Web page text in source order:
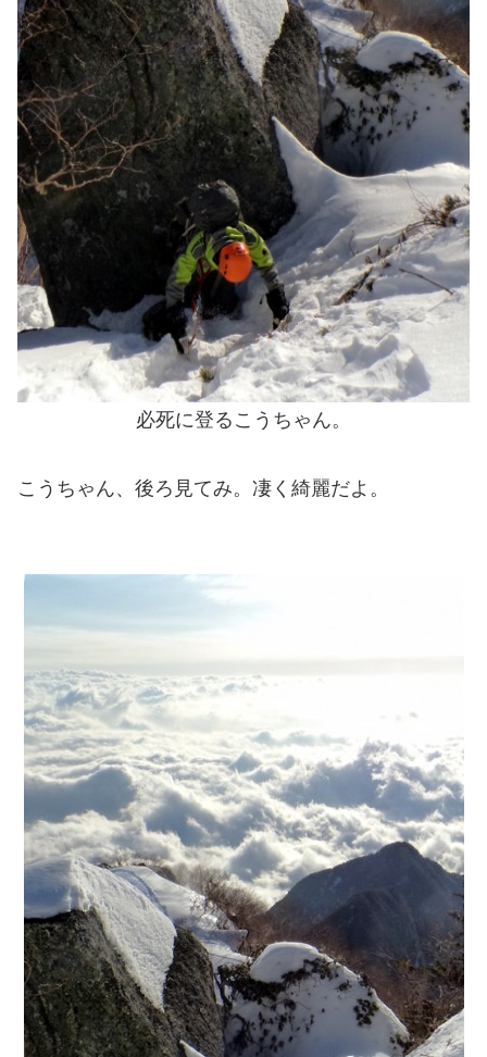
必死に登るこうちゃん。
こうちゃん、後ろ見てみ。凄く綺麗だよ。